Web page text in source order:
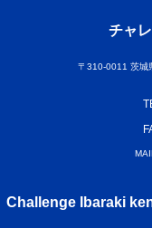
チャ
〒310-0011 茨城
Challenge Ibaraki